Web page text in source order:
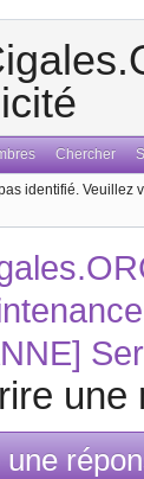
Chercher
identifié. Veuillez
une